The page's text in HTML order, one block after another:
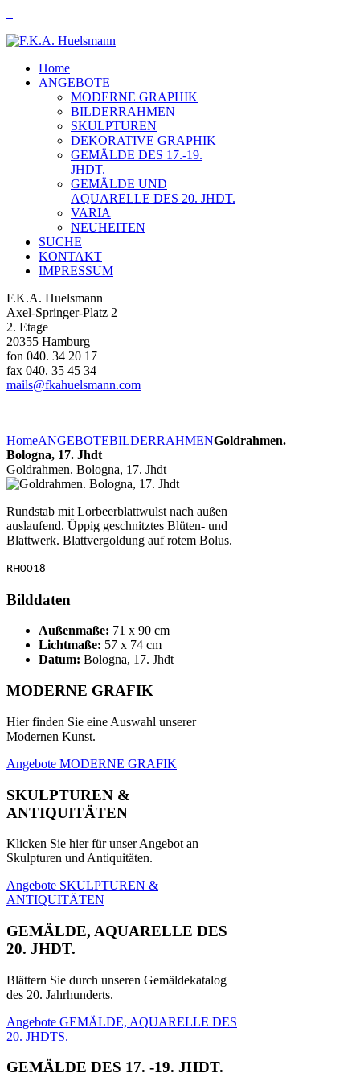
Home
ANGEBOTE
MODERNE GRAPHIK
BILDERRAHMEN
SKULPTUREN
DEKORATIVE GRAPHIK
GEMÄLDE DES 17.-19.
JHDT.
GEMÄLDE UND
AQUARELLE DES 20. JHDT.
VARIA
NEUHEITEN
SUCHE
KONTAKT
IMPRESSUM
F.K.A. Huelsmann
Axel-Springer-Platz 2
2. Etage
20355 Hamburg
fon 040. 34 20 17
fax 040. 35 45 34
mails@fkahuelsmann.com
HomeANGEBOTEBILDERRAHMENGoldrahmen.
Bologna, 17. Jhdt
Goldrahmen. Bologna, 17. Jhdt
Rundstab mit Lorbeerblattwulst nach außen
auslaufend. Üppig geschnitztes Blüten- und
Blattwerk. Blattvergoldung auf rotem Bolus.
RH0018
Bilddaten
Außenmaße: 71 x 90 cm
Lichtmaße: 57 x 74 cm
Datum: Bologna, 17. Jhdt
MODERNE GRAFIK
Hier finden Sie eine Auswahl unserer
Modernen Kunst.
Angebote MODERNE GRAFIK
SKULPTUREN &
ANTIQUITÄTEN
Klicken Sie hier für unser Angebot an
Skulpturen und Antiquitäten.
Angebote SKULPTUREN &
ANTIQUITÄTEN
GEMÄLDE, AQUARELLE DES
20. JHDT.
Blättern Sie durch unseren Gemäldekatalog
des 20. Jahrhunderts.
Angebote GEMÄLDE, AQUARELLE DES
20. JHDTS.
GEMÄLDE DES 17. -19. JHDT.